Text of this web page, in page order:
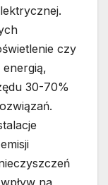
czy
30-70%